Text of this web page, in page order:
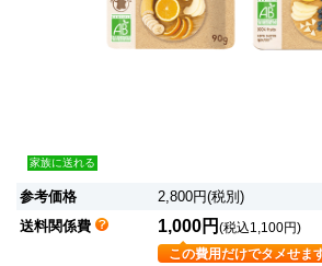
家族に送れる
参考価格
2,800円(税別)
送料関係費
1,000円 (税込1,100円)
この費用だけでタメせま